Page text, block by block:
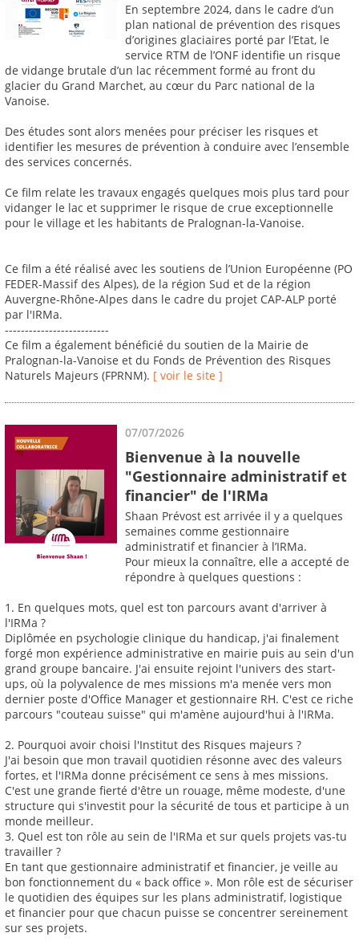
En septembre 2024, dans le cadre d’un
plan national de prévention des risques
d’origines glaciaires porté par l’Etat, le
service RTM de l’ONF identifie un risque
de vidange brutale d’un lac récemment formé au front du
glacier du Grand Marchet, au cœur du Parc national de la
Vanoise.
Des études sont alors menées pour préciser les risques et
identifier les mesures de prévention à conduire avec l’ensemble
des services concernés.
Ce film relate les travaux engagés quelques mois plus tard pour
vidanger le lac et supprimer le risque de crue exceptionnelle
pour le village et les habitants de Pralognan-la-Vanoise.
Ce film a été réalisé avec les soutiens de l’Union Européenne (PO
FEDER-Massif des Alpes), de la région Sud et de la région
Auvergne-Rhône-Alpes dans le cadre du projet CAP-ALP porté
par l'IRMa.
--------------------------
Ce film a également bénéficié du soutien de la Mairie de
Pralognan-la-Vanoise et du Fonds de Prévention des Risques
Naturels Majeurs (FPRNM). [ voir le site ]
07/07/2026
Bienvenue à la nouvelle
"Gestionnaire administratif et
financier" de l'IRMa
Shaan Prévost est arrivée il y a quelques
semaines comme gestionnaire
administratif et financier à l’IRMa.
Pour mieux la connaître, elle a accepté de
répondre à quelques questions :
1. En quelques mots, quel est ton parcours avant d'arriver à
l'IRMa ?
Diplômée en psychologie clinique du handicap, j'ai finalement
forgé mon expérience administrative en mairie puis au sein d'un
grand groupe bancaire. J'ai ensuite rejoint l'univers des start-
ups, où la polyvalence de mes missions m'a menée vers mon
dernier poste d'Office Manager et gestionnaire RH. C'est ce riche
parcours "couteau suisse" qui m'amène aujourd'hui à l'IRMa.
2. Pourquoi avoir choisi l'Institut des Risques majeurs ?
J'ai besoin que mon travail quotidien résonne avec des valeurs
fortes, et l'IRMa donne précisément ce sens à mes missions.
C'est une grande fierté d'être un rouage, même modeste, d'une
structure qui s'investit pour la sécurité de tous et participe à un
monde meilleur.
3. Quel est ton rôle au sein de l'IRMa et sur quels projets vas-tu
travailler ?
En tant que gestionnaire administratif et financier, je veille au
bon fonctionnement du « back office ». Mon rôle est de sécuriser
le quotidien des équipes sur les plans administratif, logistique
et financier pour que chacun puisse se concentrer sereinement
sur ses projets.